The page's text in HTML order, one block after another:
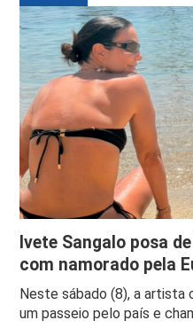
Ivete Sangalo posa
com namorado pela
Neste sábado (8), a
um passeio pelo país e